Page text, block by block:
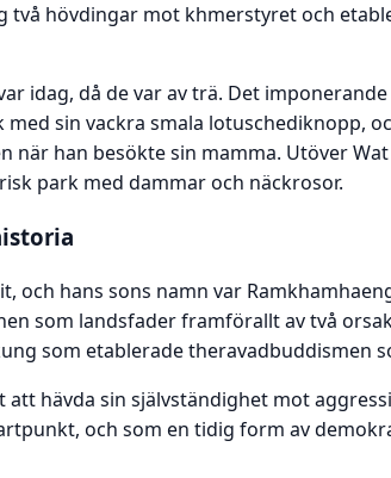
två hövdingar mot khmerstyret och
idag, då de var av trä. Det
sin vackra smala lotuschediknopp,
när han besökte sin mamma. Utöver
park med dammar och näckrosor.
och hans sons namn var
som landsfader framförallt av två
som etablerade theravadbuddismen
hävda sin självständighet mot
och som en tidig form av